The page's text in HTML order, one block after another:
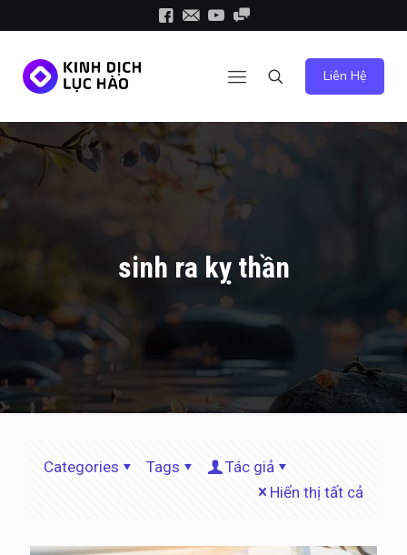
Liên Hệ
sinh ra kỵ thần
Categories Tags
Tác giả
Hiển thị tất cả